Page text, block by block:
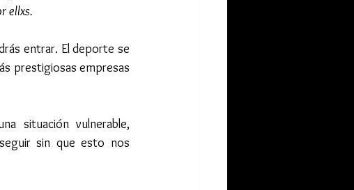
ellxs.
entrar. El deporte se
prestigiosas empresas
situación vulnerable,
sin que esto nos